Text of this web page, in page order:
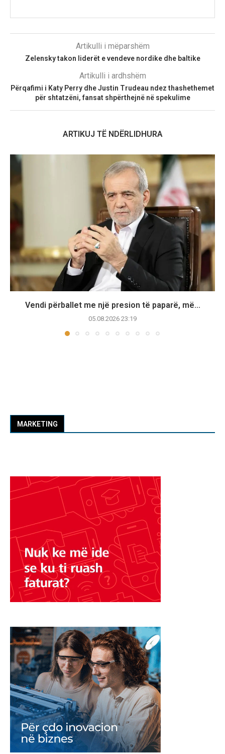
Artikulli i mëparshëm
Zelensky takon liderët e vendeve nordike dhe baltike
Artikulli i ardhshëm
Përqafimi i Katy Perry dhe Justin Trudeau ndez thashethemet
për shtatzëni, fansat shpërthejnë në spekulime
ARTIKUJ TË NDËRLIDHURA
Vendi përballet me një presion të paparë, më...
05.08.2026 23:19
MARKETING